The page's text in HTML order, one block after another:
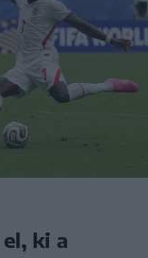
ki a